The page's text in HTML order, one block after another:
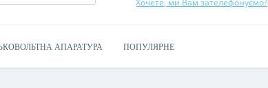
Хочете, ми Вам зателефонуємо?
АПАРАТУРА ПОПУЛЯРНЕ